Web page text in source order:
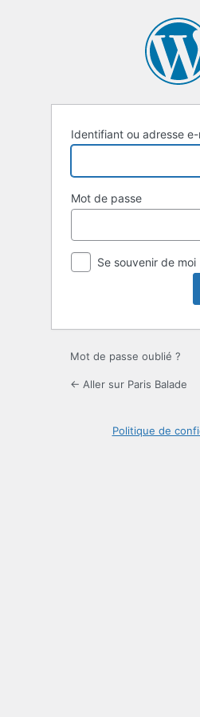
Identifiant ou adresse
Mot de passe
Se souvenir de moi
Mot de passe oublié ?
← Aller sur Paris Balade
Politique de